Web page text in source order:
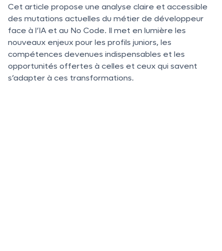
Cet article propose une analyse claire et accessible
des mutations actuelles du métier de développeur
face à l’IA et au No Code. Il met en lumière les
nouveaux enjeux pour les profils juniors, les
compétences devenues indispensables et les
opportunités offertes à celles et ceux qui savent
s’adapter à ces transformations.